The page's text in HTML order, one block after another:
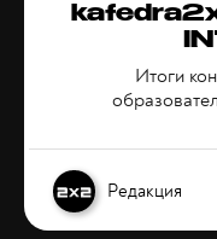
Итоги
Редакция